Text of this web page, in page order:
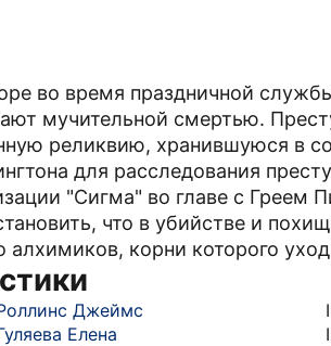
во время праздничной
мучительной смертью.
реликвию, хранившуюся в
для расследования
"Сигма" во главе с
что в убийстве и
алхимиков, корни которого
Джеймс
Елена